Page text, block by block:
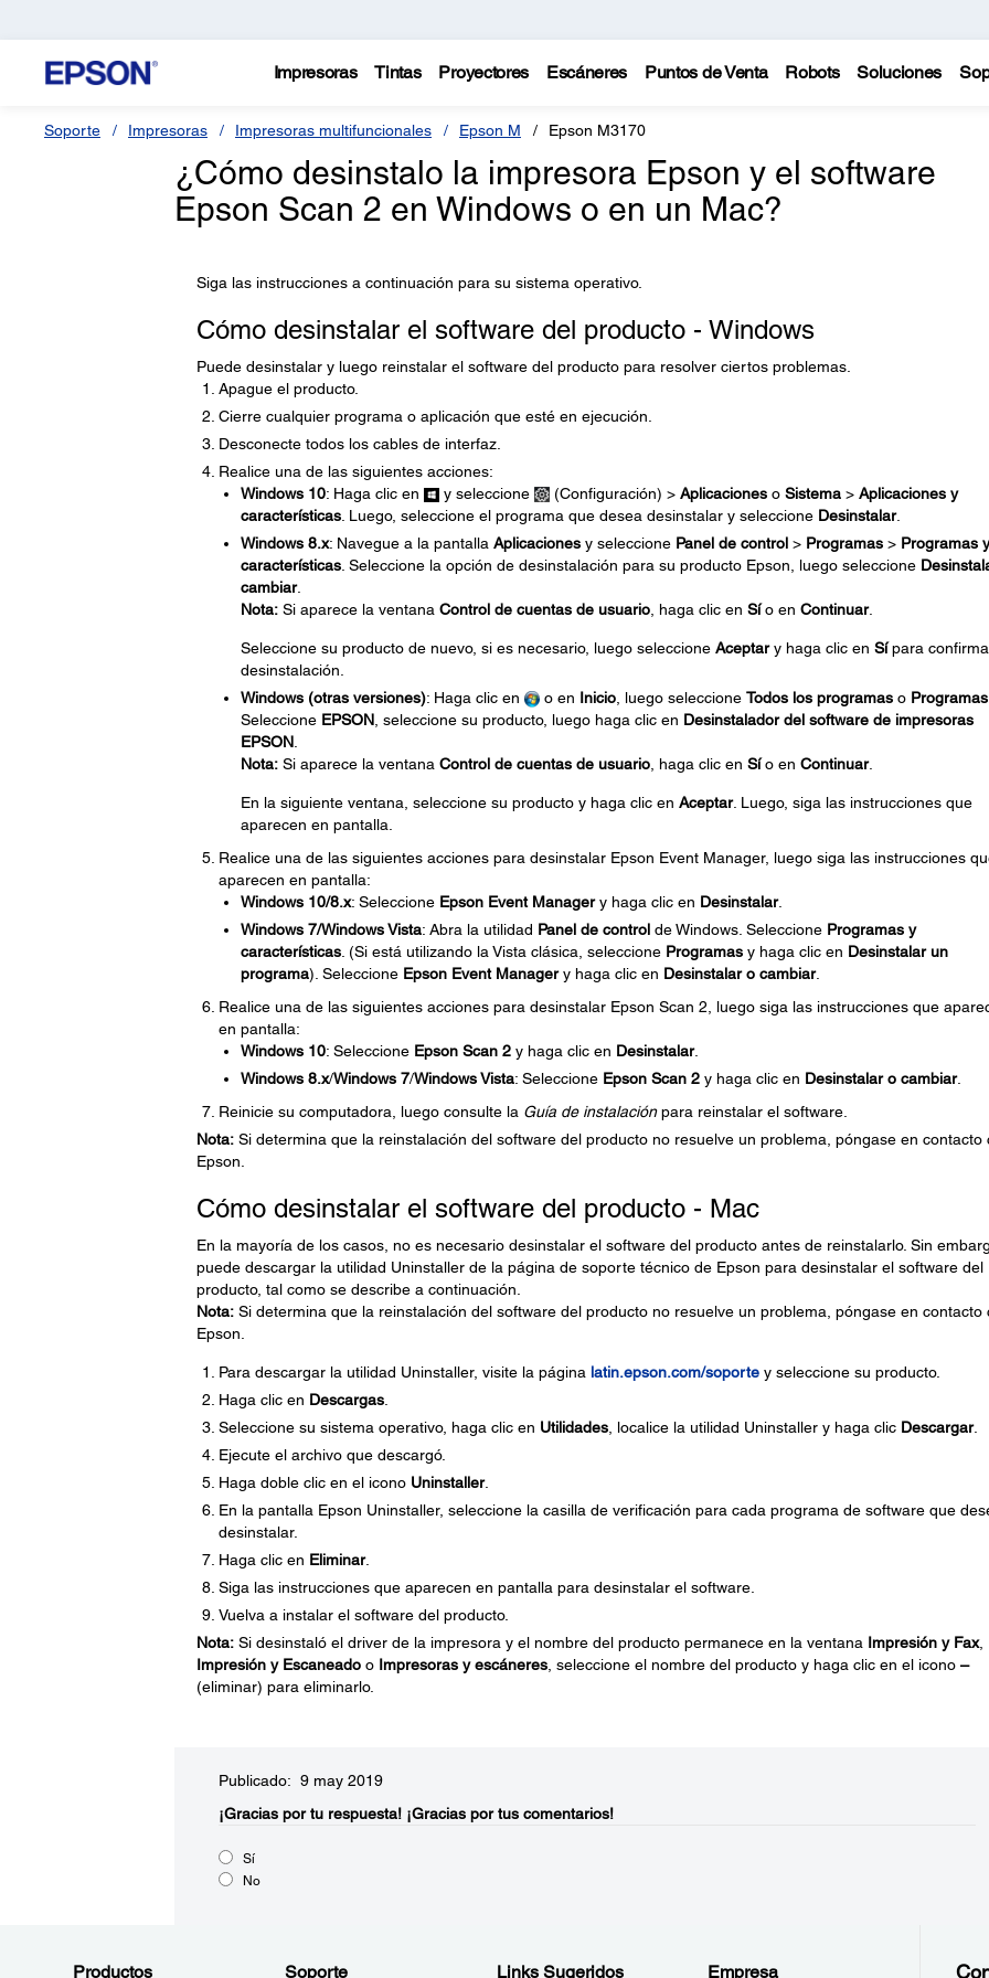
Impresoras Tintas Proyectores Escáneres Puntos de Venta Robots Soluciones
Soporte Impresoras Impresoras multifuncionales Epson M Epson M3170
¿Cómo desinstalo la impresora Epson y el software
Epson Scan 2 en Windows o en un Mac?
Siga las instrucciones a continuación para su sistema operativo.
Cómo desinstalar el software del producto - Windows
Puede desinstalar y luego reinstalar el software del producto para resolver ciertos problemas.
Apague el producto.
Cierre cualquier programa o aplicación que esté en ejecución.
Desconecte todos los cables de interfaz.
Realice una de las siguientes acciones:
Windows 10: Haga clic en y seleccione (Configuración) > Aplicacioneso Sistema> Aplicaciones y
características. Luego, seleccione el programa que desea desinstalar y seleccione Desinstalar.
Windows 8.x: Navegue a la pantalla Aplicacionesy seleccione Panel de control> Programas> Programas y
características. Seleccione la opción de desinstalación para su producto Epson, luego seleccione
cambiar.
Nota:Si aparece la ventana Control de cuentas de usuario, haga clic en Sío en Continuar.
Seleccione su producto de nuevo, si es necesario, luego seleccione Aceptary haga clic en Sípara
desinstalación.
Windows (otras versiones): Haga clic en o en Inicio, luego seleccione Todos los programaso Programas.
Seleccione EPSON, seleccione su producto, luego haga clic en Desinstalador del software de impresoras
EPSON.
Nota:Si aparece la ventana Control de cuentas de usuario, haga clic en Sío en Continuar.
En la siguiente ventana, seleccione su producto y haga clic en Aceptar. Luego, siga las instrucciones que
aparecen en pantalla.
Realice una de las siguientes acciones para desinstalar Epson Event Manager, luego siga las instrucciones
aparecen en pantalla:
Windows 10/8.x: Seleccione Epson Event Managery haga clic en Desinstalar.
Windows 7/Windows Vista: Abra la utilidad Panel de controlde Windows. Seleccione Programas y
características. (Si está utilizando la Vista clásica, seleccione Programasy haga clic en Desinstalar un
programa). Seleccione Epson Event Managery haga clic en Desinstalar o cambiar.
Realice una de las siguientes acciones para desinstalar Epson Scan 2, luego siga las instrucciones que
en pantalla:
Windows 10: Seleccione Epson Scan 2y haga clic en Desinstalar.
Windows 8.x/Windows 7/Windows Vista: Seleccione Epson Scan 2y haga clic en Desinstalar o cambiar.
Reinicie su computadora, luego consulte la Guía de instalaciónpara reinstalar el software.
Nota:Si determina que la reinstalación del software del producto no resuelve un problema, póngase en contacto
Epson.
Cómo desinstalar el software del producto - Mac
En la mayoría de los casos, no es necesario desinstalar el software del producto antes de reinstalarlo. Sin
puede descargar la utilidad Uninstaller de la página de soporte técnico de Epson para desinstalar el software del
producto, tal como se describe a continuación.
Nota:Si determina que la reinstalación del software del producto no resuelve un problema, póngase en contacto
Epson.
Para descargar la utilidad Uninstaller, visite la página latin.epson.com/soportey seleccione su producto.
Haga clic en Descargas.
Seleccione su sistema operativo, haga clic en Utilidades, localice la utilidad Uninstaller y haga clic Descargar.
Ejecute el archivo que descargó.
Haga doble clic en el icono Uninstaller.
En la pantalla Epson Uninstaller, seleccione la casilla de verificación para cada programa de software que
desinstalar.
Haga clic en Eliminar.
Siga las instrucciones que aparecen en pantalla para desinstalar el software.
Vuelva a instalar el software del producto.
Nota:Si desinstaló el driver de la impresora y el nombre del producto permanece en la ventana Impresión y Fax,
Impresión y Escaneadoo Impresoras y escáneres, seleccione el nombre del producto y haga clic en el icono –
(eliminar) para eliminarlo.
Publicado: 9 may 2019
¡Gracias por tu respuesta! ¡Gracias por tus comentarios!
Sí
No
Productos Soporte Links Sugeridos Empresa